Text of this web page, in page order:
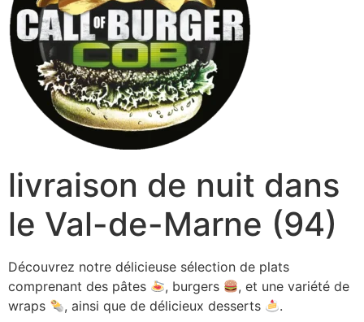
livraison de nuit dans
le Val-de-Marne (94)
Découvrez notre délicieuse sélection de plats
comprenant des pâtes
, burgers
, et une variété de
wraps
, ainsi que de délicieux desserts
.